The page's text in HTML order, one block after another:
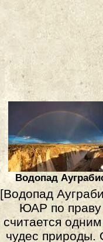
Водопад
[Водопад
ЮАР по праву
считается
чудес природы.